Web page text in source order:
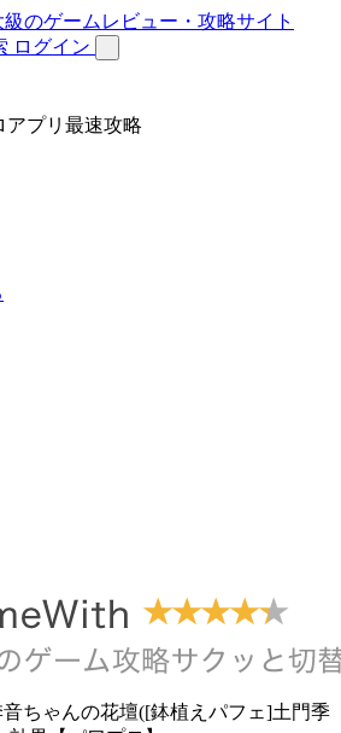
ログイン
アプリ最速攻略
音ちゃんの花壇([鉢植えパフェ]土門季